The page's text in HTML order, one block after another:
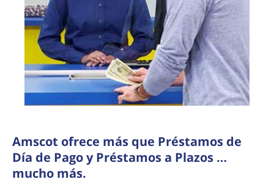
Amscot ofrece más que Préstamos de
Día de Pago y Préstamos a Plazos …
mucho más.